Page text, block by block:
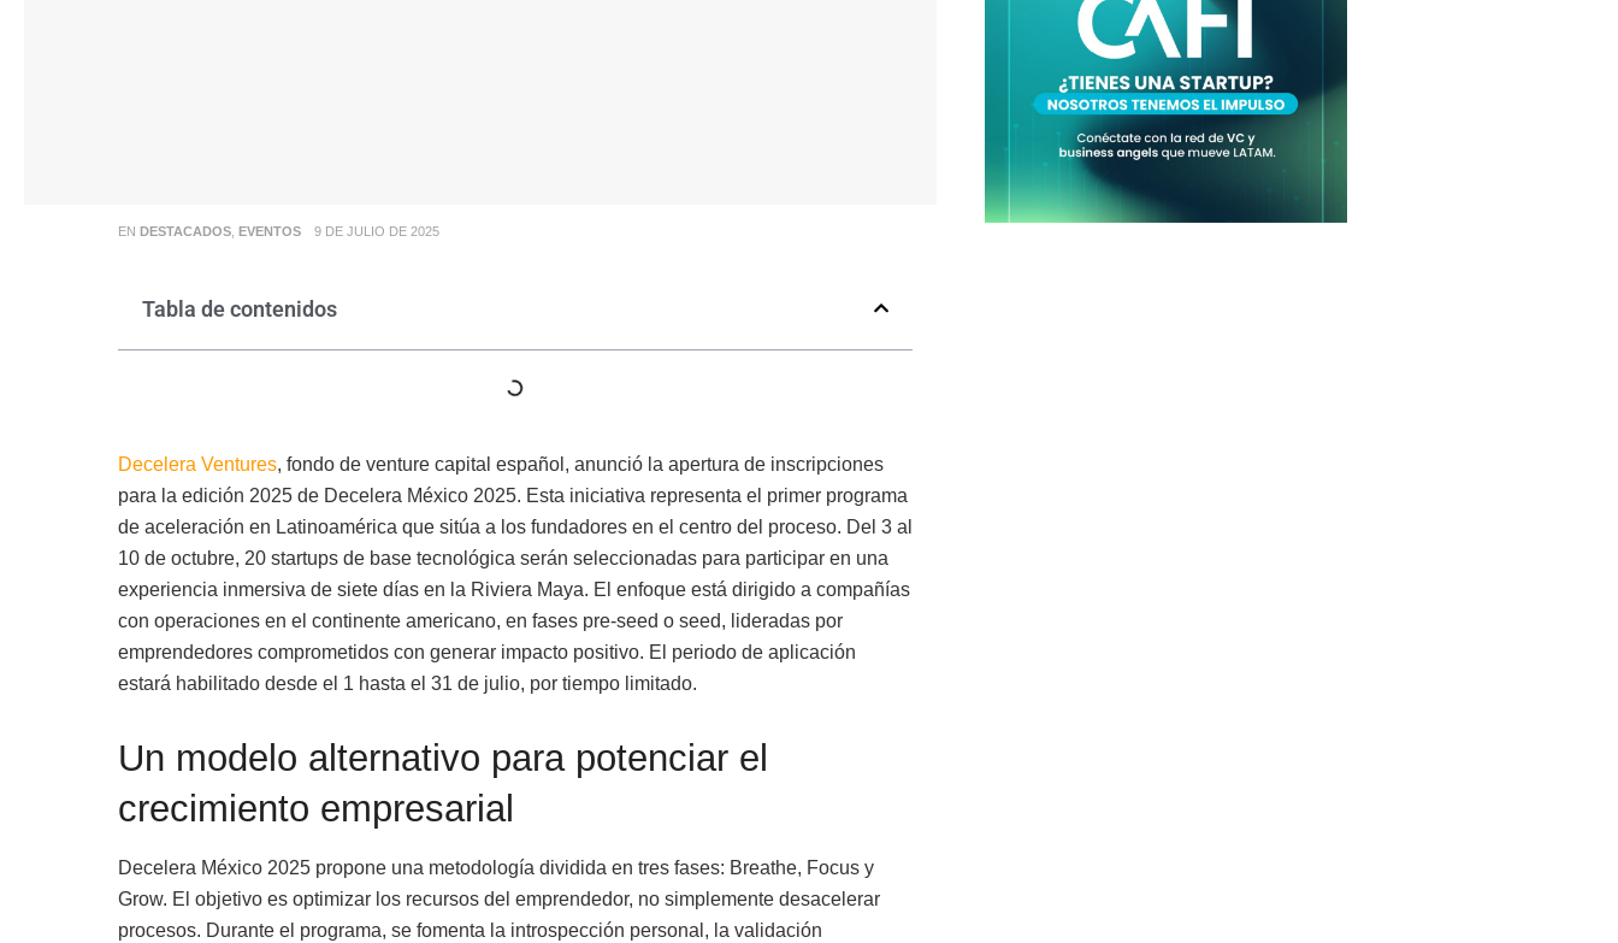
EN DESTACADOS, EVENTOS 9 DE JULIO DE 2025
Tabla de contenidos
Decelera Ventures, fondo de venture capital español, anunció la apertura de inscripciones
para la edición 2025 de Decelera México 2025. Esta iniciativa representa el primer programa
de aceleración en Latinoamérica que sitúa a los fundadores en el centro del proceso. Del 3 al
10 de octubre, 20 startups de base tecnológica serán seleccionadas para participar en una
experiencia inmersiva de siete días en la Riviera Maya. El enfoque está dirigido a compañías
con operaciones en el continente americano, en fases pre-seed o seed, lideradas por
emprendedores comprometidos con generar impacto positivo. El periodo de aplicación
estará habilitado desde el 1 hasta el 31 de julio, por tiempo limitado.
Un modelo alternativo para potenciar el
crecimiento empresarial
Decelera México 2025 propone una metodología dividida en tres fases: Breathe, Focus y
Grow. El objetivo es optimizar los recursos del emprendedor, no simplemente desacelerar
procesos. Durante el programa, se fomenta la introspección personal, la validación